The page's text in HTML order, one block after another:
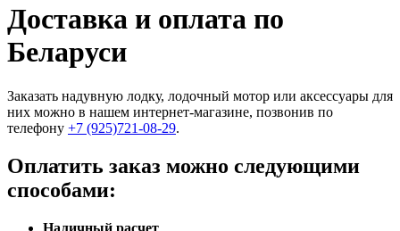
Доставка и оплата по
Беларуси
Заказать надувную лодку, лодочный мотор или аксессуары для
них можно в нашем интернет-магазине, позвонив по
телефону +7 (925)721-08-29.
Оплатить заказ можно следующими
способами:
Наличный расчет